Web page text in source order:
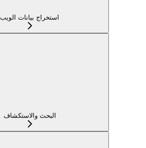
استخراج بيانات الويب
البحث والاستكشاف